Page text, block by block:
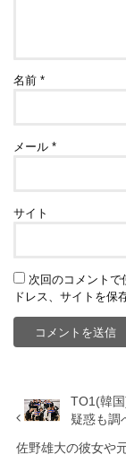
名前*
メール*
サイト
次回のコメントで
ドレス、サイトを保
TO1(韓
疑惑も調
佐野雄大の彼女や